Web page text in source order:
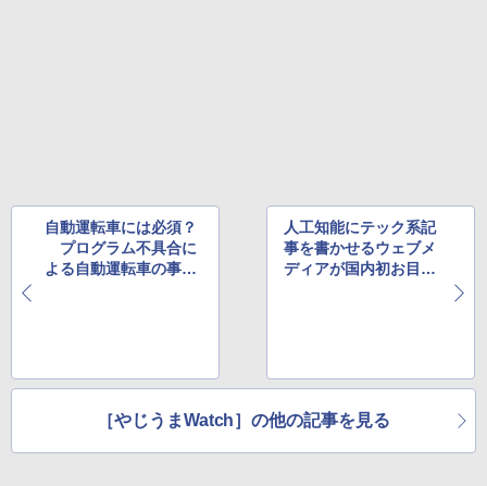
自動運転車には必須？
プログラム不具合に
よる自動運転車の事故
人工知能にテック系記
事を書かせるウェブメ
ディアが国内初お目見
［やじうまWatch］の他の記事を見る